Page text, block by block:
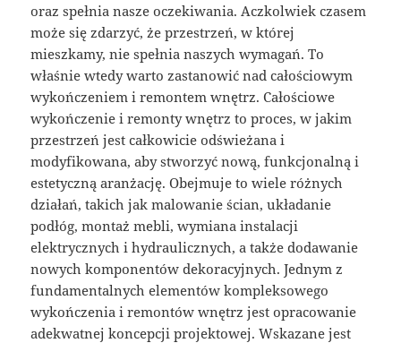
oraz spełnia nasze oczekiwania. Aczkolwiek czasem
może się zdarzyć, że przestrzeń, w której
mieszkamy, nie spełnia naszych wymagań. To
właśnie wtedy warto zastanowić nad całościowym
wykończeniem i remontem wnętrz. Całościowe
wykończenie i remonty wnętrz to proces, w jakim
przestrzeń jest całkowicie odświeżana i
modyfikowana, aby stworzyć nową, funkcjonalną i
estetyczną aranżację. Obejmuje to wiele różnych
działań, takich jak malowanie ścian, układanie
podłóg, montaż mebli, wymiana instalacji
elektrycznych i hydraulicznych, a także dodawanie
nowych komponentów dekoracyjnych. Jednym z
fundamentalnych elementów kompleksowego
wykończenia i remontów wnętrz jest opracowanie
adekwatnej koncepcji projektowej. Wskazane jest